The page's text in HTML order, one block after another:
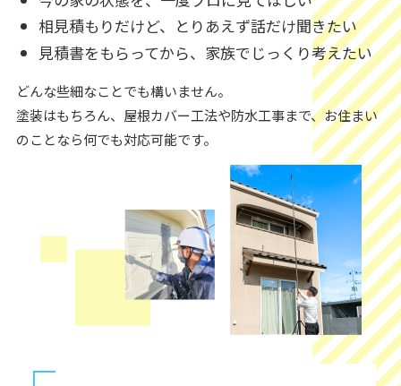
相見積もりだけど、とりあえず話だけ聞きたい
見積書をもらってから、家族でじっくり考えたい
どんな些細なことでも構いません。
塗装はもちろん、屋根カバー工法や防水工事まで、お住まい
のことなら何でも対応可能です。